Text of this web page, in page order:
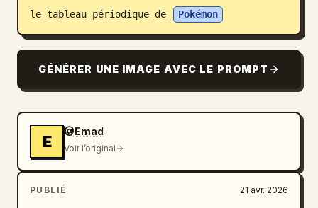
Blog
Mises à jour
le tableau périodique de Pokémon
GÉNÉRER UNE IMAGE AVEC LE PROMPT
E
@Emad
Voir l’original
PUBLIÉ 21 avr. 2026